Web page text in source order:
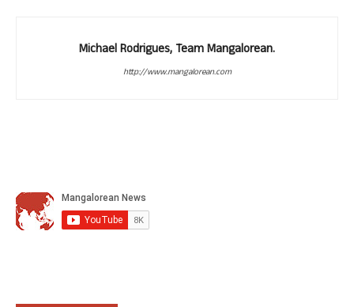
Michael Rodrigues, Team Mangalorean.
http://www.mangalorean.com